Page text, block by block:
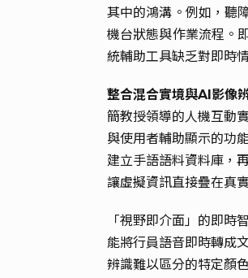
其中的鴻溝。例如，聽
機台狀態與作業流程。
統輔助工具缺乏對即時
整合混合實境與AI影像
簡教授領導的人機互動
與使用者輔助顯示的功
建立手語語料資料庫，
讓虛擬資訊直接疊在真
「視野即介面」的即
能將行員語音即時轉成
辨識難以區分的特定顏